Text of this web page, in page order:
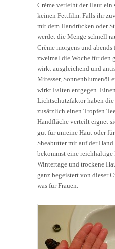
Crème verleiht der Haut ein
keinen Fettfilm. Falls ihr
mit dem Handrücken oder
werdet die Menge schnell
Crème morgens und
zweimal die Woche für den
wirkt ausgleichend und
Mitesser, Sonnenblumenöl
wirkt Falten entgegen.
Lichtschutzfaktor haben
zusätzlich einen Tropfen
Handfläche verteilt eignet
gut für unreine Haut oder
Sheabutter mit auf der
bekommst eine
Wintertage und trockene
ganz begeistert von dieser
was für Frauen.